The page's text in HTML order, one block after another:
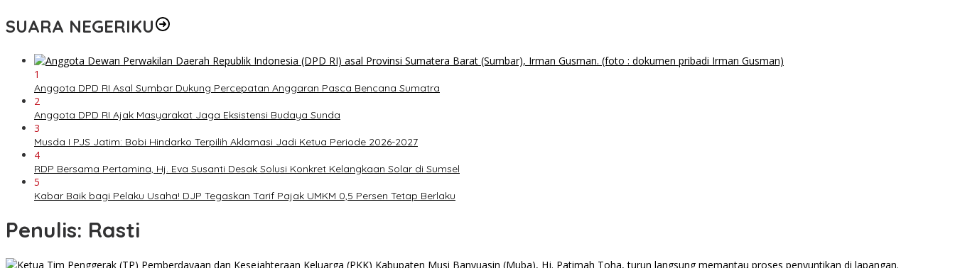
SUARA NEGERIKU
1
Anggota DPD RI Asal Sumbar Dukung Percepatan Anggaran Pasca Bencana Sumatra
2
Anggota DPD RI Ajak Masyarakat Jaga Eksistensi Budaya Sunda
3
Musda I PJS Jatim: Bobi Hindarko Terpilih Aklamasi Jadi Ketua Periode 2026-2027
4
RDP Bersama Pertamina, Hj. Eva Susanti Desak Solusi Konkret Kelangkaan Solar di Sumsel
5
Kabar Baik bagi Pelaku Usaha! DJP Tegaskan Tarif Pajak UMKM 0,5 Persen Tetap Berlaku
Penulis: Rasti